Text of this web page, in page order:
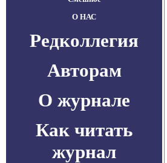
О НАС
Редколлегия
Авторам
О журнале
Как читать
журнал